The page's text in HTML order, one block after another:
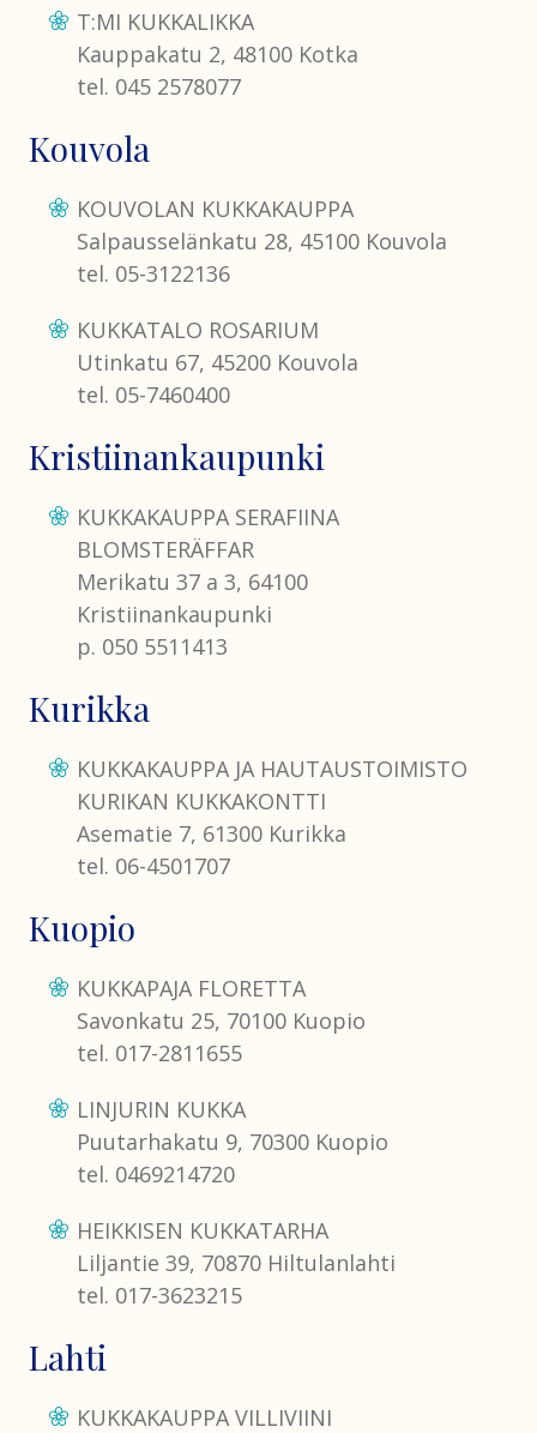
T:MI KUKKALIKKA
Kauppakatu 2, 48100 Kotka
tel. 045 2578077
Kouvola
KOUVOLAN KUKKAKAUPPA
Salpausselänkatu 28, 45100 Kouvola
tel. 05-3122136
KUKKATALO ROSARIUM
Utinkatu 67, 45200 Kouvola
tel. 05-7460400
Kristiinankaupunki
KUKKAKAUPPA SERAFIINA
BLOMSTERÄFFAR
Merikatu 37 a 3, 64100
Kristiinankaupunki
p. 050 5511413
Kurikka
KUKKAKAUPPA JA HAUTAUSTOIMISTO
KURIKAN KUKKAKONTTI
Asematie 7, 61300 Kurikka
tel. 06-4501707
Kuopio
KUKKAPAJA FLORETTA
Savonkatu 25, 70100 Kuopio
tel. 017-2811655
LINJURIN KUKKA
Puutarhakatu 9, 70300 Kuopio
tel. 0469214720
HEIKKISEN KUKKATARHA
Liljantie 39, 70870 Hiltulanlahti
tel. 017-3623215
Lahti
KUKKAKAUPPA VILLIVIINI